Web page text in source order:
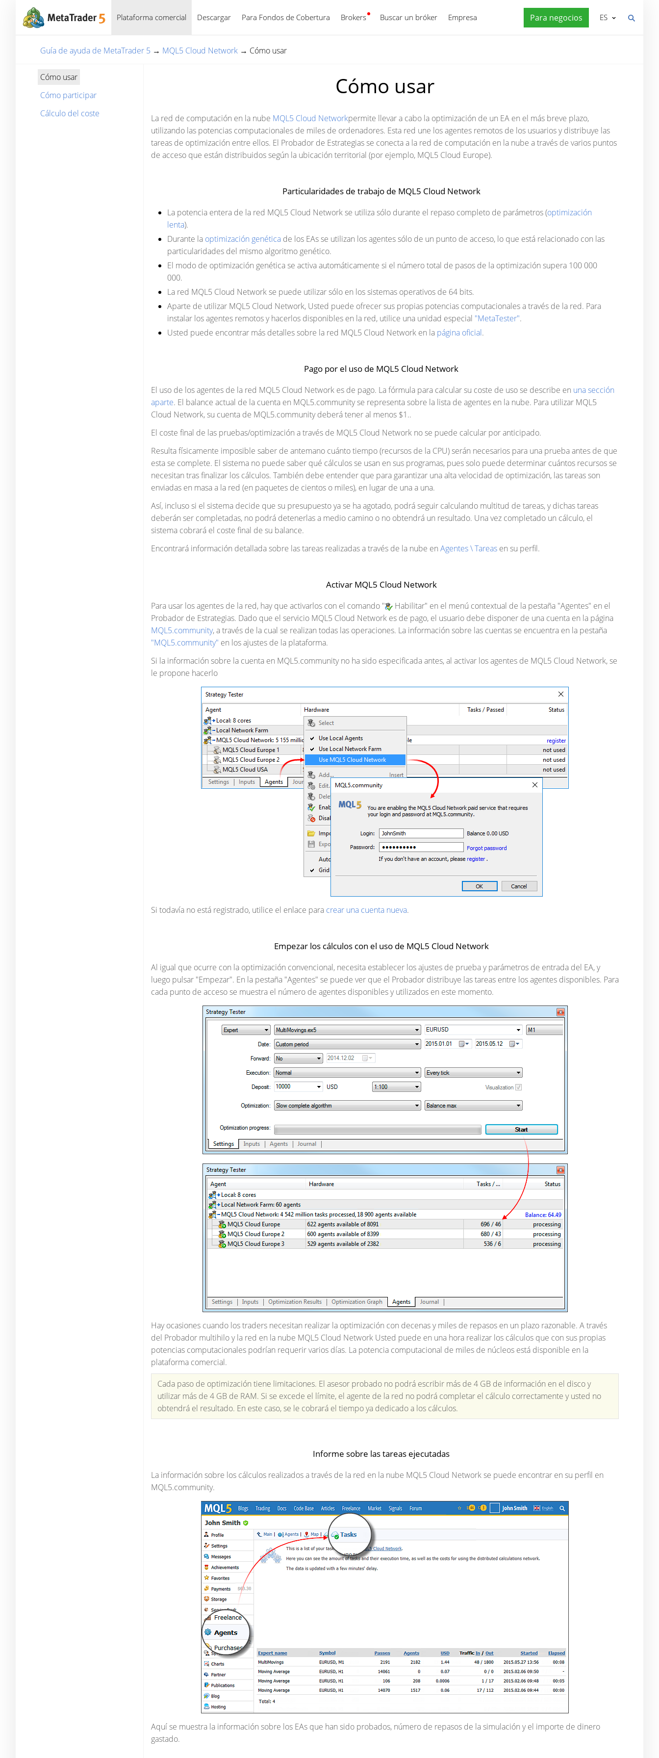
Plataforma comercial Descargar Para Fondos de Cobertura Brokers Buscar un bróker Empresa Para negocios
Español ES
Guía de ayuda de MetaTrader 5 → MQL5 Cloud Network → Cómo usar
Cómo usar
Cómo participar
Cálculo del coste
Cómo usar
La red de computación en la nube MQL5 Cloud Networkpermite llevar a cabo la optimización de un EA en el más breve plazo,
utilizando las potencias computacionales de miles de ordenadores. Esta red une los agentes remotos de los usuarios y distribuye las
tareas de optimización entre ellos. El Probador de Estrategias se conecta a la red de computación en la nube a través de varios puntos
de acceso que están distribuidos según la ubicación territorial (por ejemplo, MQL5 Cloud Europe).
Particularidades de trabajo de MQL5 Cloud Network
La potencia entera de la red MQL5 Cloud Network se utiliza sólo durante el repaso completo de parámetros (optimización
lenta).
Durante la optimización genética de los EAs se utilizan los agentes sólo de un punto de acceso, lo que está relacionado con las
particularidades del mismo algoritmo genético.
El modo de optimización genética se activa automáticamente si el número total de pasos de la optimización supera 100 000
000.
La red MQL5 Cloud Network se puede utilizar sólo en los sistemas operativos de 64 bits.
Aparte de utilizar MQL5 Cloud Network, Usted puede ofrecer sus propias potencias computacionales a través de la red. Para
instalar los agentes remotos y hacerlos disponibles en la red, utilice una unidad especial "MetaTester".
Usted puede encontrar más detalles sobre la red MQL5 Cloud Network en la página oficial.
Pago por el uso de MQL5 Cloud Network
El uso de los agentes de la red MQL5 Cloud Network es de pago. La fórmula para calcular su coste de uso se describe en una sección
aparte. El balance actual de la cuenta en MQL5.community se representa sobre la lista de agentes en la nube. Para utilizar MQL5
Cloud Network, su cuenta de MQL5.community deberá tener al menos $1..
El coste final de las pruebas/optimización a través de MQL5 Cloud Network no se puede calcular por anticipado.
Resulta físicamente imposible saber de antemano cuánto tiempo (recursos de la CPU) serán necesarios para una prueba antes de que
esta se complete. El sistema no puede saber qué cálculos se usan en sus programas, pues solo puede determinar cuántos recursos se
necesitan tras finalizar los cálculos. También debe entender que para garantizar una alta velocidad de optimización, las tareas son
enviadas en masa a la red (en paquetes de cientos o miles), en lugar de una a una.
Así, incluso si el sistema decide que su presupuesto ya se ha agotado, podrá seguir calculando multitud de tareas, y dichas tareas
deberán ser completadas, no podrá detenerlas a medio camino o no obtendrá un resultado. Una vez completado un cálculo, el
sistema cobrará el coste final de su balance.
Encontrará información detallada sobre las tareas realizadas a través de la nube en Agentes \ Tareas en su perfil.
Activar MQL5 Cloud Network
Para usar los agentes de la red, hay que activarlos con el comando "
Habilitar" en el menú contextual de la pestaña "Agentes" en el
Probador de Estrategias. Dado que el servicio MQL5 Cloud Network es de pago, el usuario debe disponer de una cuenta en la página
MQL5.community, a través de la cual se realizan todas las operaciones. La información sobre las cuentas se encuentra en la pestaña
"MQL5.community" en los ajustes de la plataforma.
Si la información sobre la cuenta en MQL5.community no ha sido especificada antes, al activar los agentes de MQL5 Cloud Network, se
le propone hacerlo
Si todavía no está registrado, utilice el enlace para crear una cuenta nueva.
Empezar los cálculos con el uso de MQL5 Cloud Network
Al igual que ocurre con la optimización convencional, necesita establecer los ajustes de prueba y parámetros de entrada del EA, y
luego pulsar "Empezar". En la pestaña "Agentes" se puede ver que el Probador distribuye las tareas entre los agentes disponibles. Para
cada punto de acceso se muestra el número de agentes disponibles y utilizados en este momento.
Hay ocasiones cuando los traders necesitan realizar la optimización con decenas y miles de repasos en un plazo razonable. A través
del Probador multihilo y la red en la nube MQL5 Cloud Network Usted puede en una hora realizar los cálculos que con sus propias
potencias computacionales podrían requerir varios días. La potencia computacional de miles de núcleos está disponible en la
plataforma comercial.
Cada paso de optimización tiene limitaciones. El asesor probado no podrá escribir más de 4 GB de información en el disco y
utilizar más de 4 GB de RAM. Si se excede el límite, el agente de la red no podrá completar el cálculo correctamente y usted no
obtendrá el resultado. En este caso, se le cobrará el tiempo ya dedicado a los cálculos.
Informe sobre las tareas ejecutadas
La información sobre los cálculos realizados a través de la red en la nube MQL5 Cloud Network se puede encontrar en su perfil en
MQL5.community.
Aquí se muestra la información sobre los EAs que han sido probados, número de repasos de la simulación y el importe de dinero
gastado.